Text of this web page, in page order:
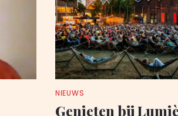
NIEUWS
Genieten bij